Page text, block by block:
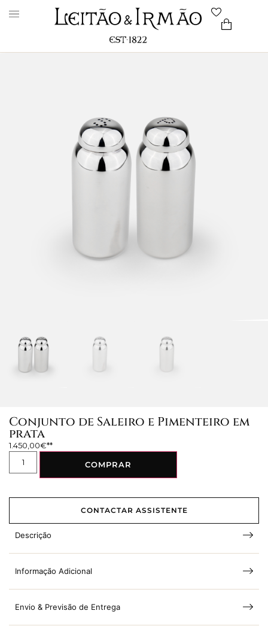
Conjunto de Saleiro e Pimenteiro em
prata
1.450,00€
COMPRAR
CONTACTAR ASSISTENTE
Descrição
Informação Adicional
Envio & Previsão de Entrega